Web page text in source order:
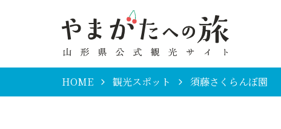
HOME 観光スポット 須藤さくらんぼ園